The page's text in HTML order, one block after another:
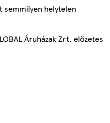
semmilyen helytelen
Áruházak Zrt. előzetes